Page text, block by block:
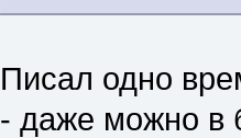
Писал одно
- даже можно в